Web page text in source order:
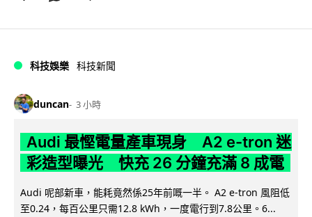
科技娛樂 科技新聞
duncan 3 小時
Audi 最慳電量產車現身 A2 e-tron 迷
彩造型曝光 快充 26 分鐘充滿 8 成電
Audi 呢部新車，能耗竟然係25年前嘅一半。 A2 e-tron 風阻低
至0.24，每百公里只需12.8 kWh，一度電行到7.8公里。6...